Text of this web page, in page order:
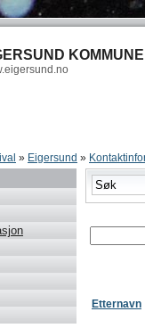
KOMMUNE
» Eigersund »
Etternavn